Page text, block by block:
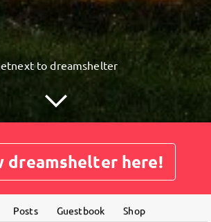
to dreamshelter
dreamshelter here!
Posts Guestbook Shop